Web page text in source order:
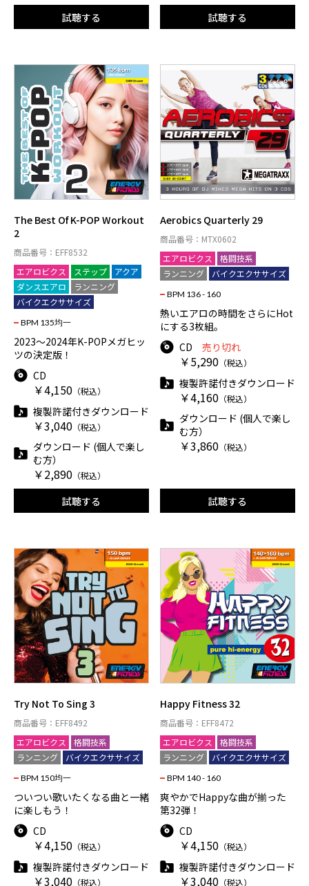
試聴する 試聴する
The Best Of K-POP Workout
2
商品番号：EFF8532
エアロビクス
ステップ
アクア
ダンスエアロ
ランニング
バイクエクササイズ
BPM 135均一
2023〜2024年K-POPメガヒッ
ツの決定版！
CD
￥4,150 （税込）
複製許諾付きダウンロード
￥3,040 （税込）
ダウンロード (個人で楽し
む方）
￥2,890 （税込）
試聴する
Aerobics Quarterly 29
商品番号：MTX0602
エアロビクス
格闘技系
ランニング
バイクエクササイズ
BPM 136 - 160
熱いエアロの時間をさらにHot
にする3枚組。
CD
売り切れ
￥5,290 （税込）
複製許諾付きダウンロード
￥4,160 （税込）
ダウンロード (個人で楽し
む方）
￥3,860 （税込）
試聴する
Try Not To Sing 3
商品番号：EFF8492
エアロビクス
格闘技系
ランニング
バイクエクササイズ
BPM 150均一
ついつい歌いたくなる曲と一緒
に楽しもう！
CD
￥4,150 （税込）
複製許諾付きダウンロード
￥3,040 （税込）
Happy Fitness 32
商品番号：EFF8472
エアロビクス
格闘技系
ランニング
バイクエクササイズ
BPM 140 - 160
爽やかでHappyな曲が揃った
第32弾！
CD
￥4,150 （税込）
複製許諾付きダウンロード
￥3,040 （税込）